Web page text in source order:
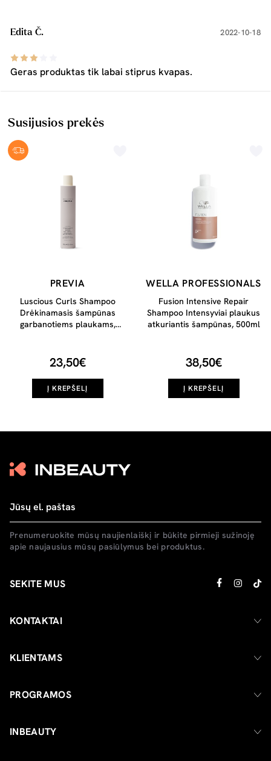
Edita Č. 2022-10-18
Geras produktas tik labai stiprus kvapas.
Susijusios prekės
PREVIA
Luscious Curls Shampoo
Drėkinamasis šampūnas
garbanotiems plaukams,
23,50€
Į KREPŠELĮ
WELLA PROFESSIONALS
Fusion Intensive Repair
Shampoo Intensyviai plaukus
atkuriantis šampūnas, 500ml
38,50€
Į KREPŠELĮ
Prenumeruokite mūsų naujienlaiškį ir būkite pirmieji sužinoję
apie naujausius mūsų pasiūlymus bei produktus.
SEKITE MUS
KONTAKTAI
KLIENTAMS
PROGRAMOS
INBEAUTY